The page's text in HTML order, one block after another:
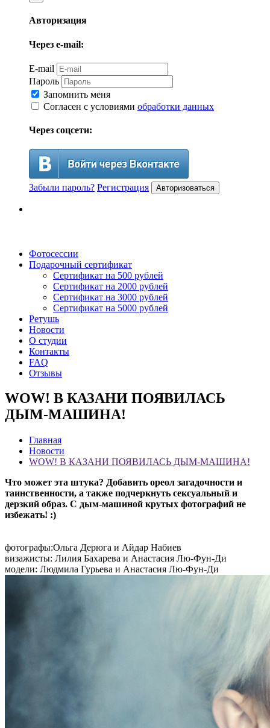
Авторизация
Через e-mail:
E-mail
Пароль
Запомнить меня
Согласен с условиями обработки данных
Через соцсети:
Забыли пароль? Регистрация Авторизоваться
Фотосессии
Подарочный сертификат
Сертификат на 500 рублей
Сертификат на 2000 рублей
Сертификат на 3000 рублей
Сертификат на 5000 рублей
Ретушь
Новости
О студии
Контакты
FAQ
Отзывы
WOW! В КАЗАНИ ПОЯВИЛАСЬ
ДЫМ-МАШИНА!
Главная
Новости
WOW! В КАЗАНИ ПОЯВИЛАСЬ ДЫМ-МАШИНА!
Что может эта штука? Добавить ореол загадочности и
таинственности, а также подчеркнуть сексуальный и
дерзкий образ. С дым-машиной крутых фотографий не
избежать! :)
фотографы:Ольга Дерюга и Айдар Набиев
визажисты: Лилия Бахарева и Анастасия Лю-Фун-Ди
модели: Людмила Гурьева и Анастасия Лю-Фун-Ди